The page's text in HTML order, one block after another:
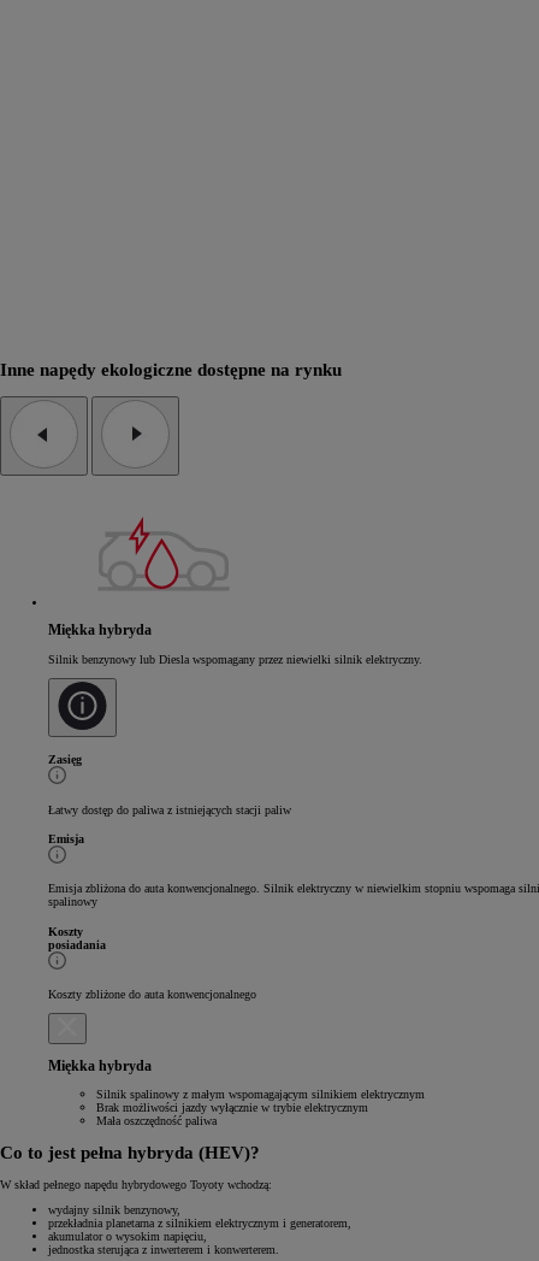
Inne napędy ekologiczne dostępne na rynku
Miękka hybryda
Silnik benzynowy lub Diesla wspomagany przez niewielki silnik elektryczny.
Zasięg
Łatwy dostęp do paliwa z istniejących stacji paliw
Emisja
Emisja zbliżona do auta konwencjonalnego. Silnik elektryczny w niewielkim stopniu wspomaga
spalinowy
Koszty
posiadania
Koszty zbliżone do auta konwencjonalnego
Miękka hybryda
Silnik spalinowy z małym wspomagającym silnikiem elektrycznym
Brak możliwości jazdy wyłącznie w trybie elektrycznym
Mała oszczędność paliwa
Co to jest pełna hybryda (HEV)?
W skład pełnego napędu hybrydowego Toyoty wchodzą:
wydajny silnik benzynowy,
przekładnia planetarna z silnikiem elektrycznym i generatorem,
akumulator o wysokim napięciu,
jednostka sterująca z inwerterem i konwerterem.